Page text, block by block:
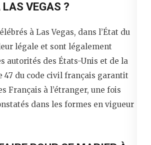
VEGAS ?
à Las Vegas, dans l’État du
légale et sont légalement
autorités des États-Unis et de la
47 du code civil français garantit
Français à l’étranger, une fois
dans les formes en vigueur